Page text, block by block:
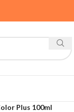
Plus 100ml